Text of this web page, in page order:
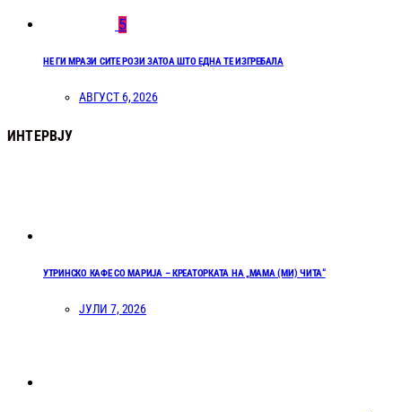
5
НЕ ГИ МРАЗИ СИТЕ РОЗИ ЗАТОА ШТО ЕДНА ТЕ ИЗГРЕБАЛА
АВГУСТ 6, 2026
ИНТЕРВЈУ
УТРИНСКО КАФЕ СО МАРИЈА – КРЕАТОРКАТА НА „МАМА (МИ) ЧИТА“
ЈУЛИ 7, 2026